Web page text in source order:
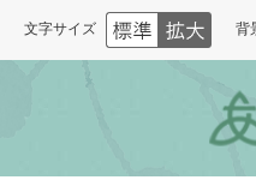
文字サイズ 背